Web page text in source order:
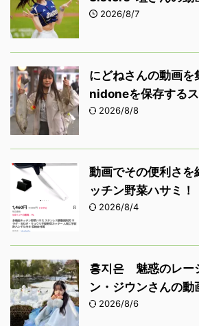
2026/8/7
にどねさんの動画
nidoneを保存する
2026/8/8
動画でその便利さ
ッチン野菜ハサミ
2026/8/4
홍지은 魅惑のレー
ン・ジウンさんの動
2026/8/6